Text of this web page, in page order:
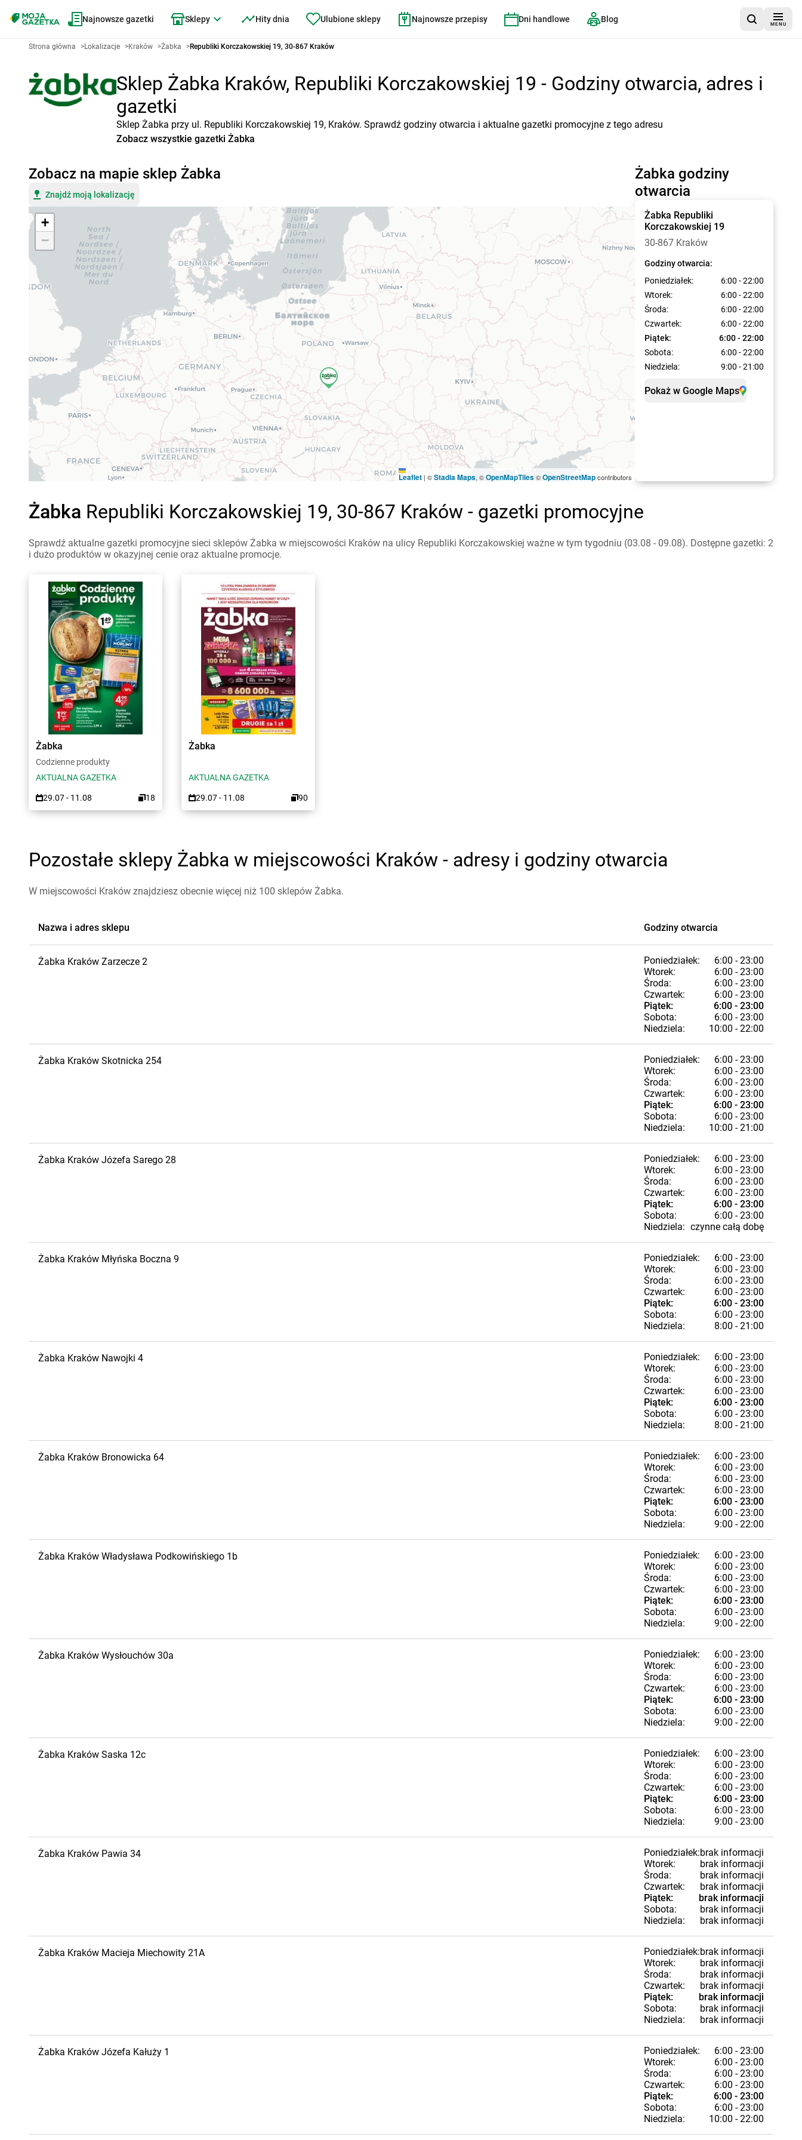
Najnowsze gazetki Sklepy Hity dnia Ulubione sklepy Najnowsze przepisy Dni handlowe Blog
MENU
Strona główna >Lokalizacje >Kraków >Żabka >Republiki Korczakowskiej 19, 30-867 Kraków
Sklep Żabka Kraków, Republiki Korczakowskiej 19 - Godziny otwarcia, adres i
gazetki
Sklep Żabka przy ul. Republiki Korczakowskiej 19, Kraków. Sprawdź godziny otwarcia i aktualne gazetki promocyjne z tego adresu
Zobacz wszystkie gazetki Żabka
Żabka godziny
otwarcia
Żabka Republiki
Korczakowskiej 19
30-867 Kraków
Godziny otwarcia:
Poniedziałek:
6:00 - 22:00
Wtorek:
6:00 - 22:00
Środa:
6:00 - 22:00
Czwartek:
6:00 - 22:00
Piątek:
6:00 - 22:00
Sobota:
6:00 - 22:00
Niedziela:
9:00 - 21:00
Pokaż w Google Maps
Zobacz na mapie sklep Żabka
Znajdź moją lokalizację
+
−
Leaflet | ©Stadia Maps, ©OpenMapTiles©OpenStreetMapcontributors
Żabka Republiki Korczakowskiej 19, 30-867 Kraków - gazetki promocyjne
Sprawdź aktualne gazetki promocyjne sieci sklepów Żabka w miejscowości Kraków na ulicy Republiki Korczakowskiej ważne w tym tygodniu (03.08 - 09.08). Dostępne gazetki: 2
i dużo produktów w okazyjnej cenie oraz aktualne promocje.
Żabka
Codzienne produkty
AKTUALNA GAZETKA
29.07 - 11.08 18
Żabka
AKTUALNA GAZETKA
29.07 - 11.08 90
Pozostałe sklepy Żabka w miejscowości Kraków - adresy i godziny otwarcia
W miejscowości Kraków znajdziesz obecnie więcej niż 100 sklepów Żabka.
Nazwa i adres sklepu Godziny otwarcia
Żabka Kraków Zarzecze 2 Poniedziałek:
6:00 - 23:00
Wtorek:
6:00 - 23:00
Środa:
6:00 - 23:00
Czwartek:
6:00 - 23:00
Piątek:
6:00 - 23:00
Sobota:
6:00 - 23:00
Niedziela:
10:00 - 22:00
Żabka Kraków Skotnicka 254 Poniedziałek:
6:00 - 23:00
Wtorek:
6:00 - 23:00
Środa:
6:00 - 23:00
Czwartek:
6:00 - 23:00
Piątek:
6:00 - 23:00
Sobota:
6:00 - 23:00
Niedziela:
10:00 - 21:00
Żabka Kraków Józefa Sarego 28 Poniedziałek:
6:00 - 23:00
Wtorek:
6:00 - 23:00
Środa:
6:00 - 23:00
Czwartek:
6:00 - 23:00
Piątek:
6:00 - 23:00
Sobota:
6:00 - 23:00
Niedziela: czynne całą dobę
Żabka Kraków Młyńska Boczna 9 Poniedziałek:
6:00 - 23:00
Wtorek:
6:00 - 23:00
Środa:
6:00 - 23:00
Czwartek:
6:00 - 23:00
Piątek:
6:00 - 23:00
Sobota:
6:00 - 23:00
Niedziela:
8:00 - 21:00
Żabka Kraków Nawojki 4 Poniedziałek:
6:00 - 23:00
Wtorek:
6:00 - 23:00
Środa:
6:00 - 23:00
Czwartek:
6:00 - 23:00
Piątek:
6:00 - 23:00
Sobota:
6:00 - 23:00
Niedziela:
8:00 - 21:00
Żabka Kraków Bronowicka 64 Poniedziałek:
6:00 - 23:00
Wtorek:
6:00 - 23:00
Środa:
6:00 - 23:00
Czwartek:
6:00 - 23:00
Piątek:
6:00 - 23:00
Sobota:
6:00 - 23:00
Niedziela:
9:00 - 22:00
Żabka Kraków Władysława Podkowińskiego 1b Poniedziałek:
6:00 - 23:00
Wtorek:
6:00 - 23:00
Środa:
6:00 - 23:00
Czwartek:
6:00 - 23:00
Piątek:
6:00 - 23:00
Sobota:
6:00 - 23:00
Niedziela:
9:00 - 22:00
Żabka Kraków Wysłouchów 30a Poniedziałek:
6:00 - 23:00
Wtorek:
6:00 - 23:00
Środa:
6:00 - 23:00
Czwartek:
6:00 - 23:00
Piątek:
6:00 - 23:00
Sobota:
6:00 - 23:00
Niedziela:
9:00 - 22:00
Żabka Kraków Saska 12c Poniedziałek:
6:00 - 23:00
Wtorek:
6:00 - 23:00
Środa:
6:00 - 23:00
Czwartek:
6:00 - 23:00
Piątek:
6:00 - 23:00
Sobota:
6:00 - 23:00
Niedziela:
9:00 - 23:00
Żabka Kraków Pawia 34 Poniedziałek:brak informacji
Wtorek:
brak informacji
Środa:
brak informacji
Czwartek:
brak informacji
Piątek:
brak informacji
Sobota:
brak informacji
Niedziela:
brak informacji
Żabka Kraków Macieja Miechowity 21A Poniedziałek:brak informacji
Wtorek:
brak informacji
Środa:
brak informacji
Czwartek:
brak informacji
Piątek:
brak informacji
Sobota:
brak informacji
Niedziela:
brak informacji
Żabka Kraków Józefa Kałuży 1 Poniedziałek:
6:00 - 23:00
Wtorek:
6:00 - 23:00
Środa:
6:00 - 23:00
Czwartek:
6:00 - 23:00
Piątek:
6:00 - 23:00
Sobota:
6:00 - 23:00
Niedziela:
10:00 - 22:00